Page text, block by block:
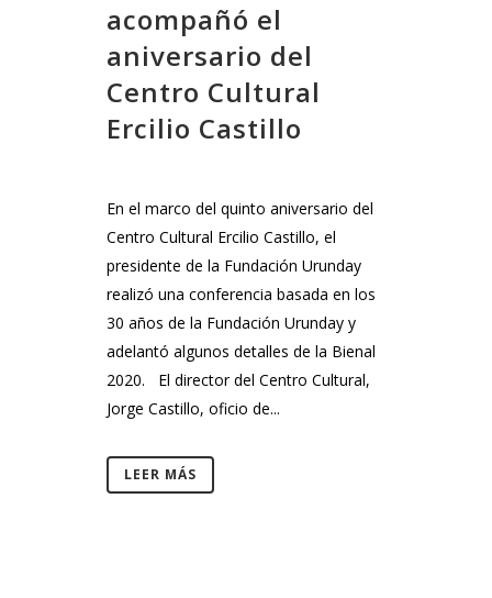
acompañó el
aniversario del
Centro Cultural
Ercilio Castillo
En el marco del quinto aniversario del
Centro Cultural Ercilio Castillo, el
presidente de la Fundación Urunday
realizó una conferencia basada en los
30 años de la Fundación Urunday y
adelantó algunos detalles de la Bienal
2020. El director del Centro Cultural,
Jorge Castillo, oficio de...
LEER MÁS